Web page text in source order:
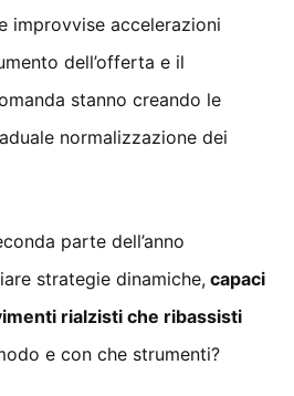
improvvise accelerazioni
dell’offerta e il
stanno creando le
normalizzazione dei
parte dell’anno
strategie dinamiche, capaci
rialzisti che ribassisti
e con che strumenti?